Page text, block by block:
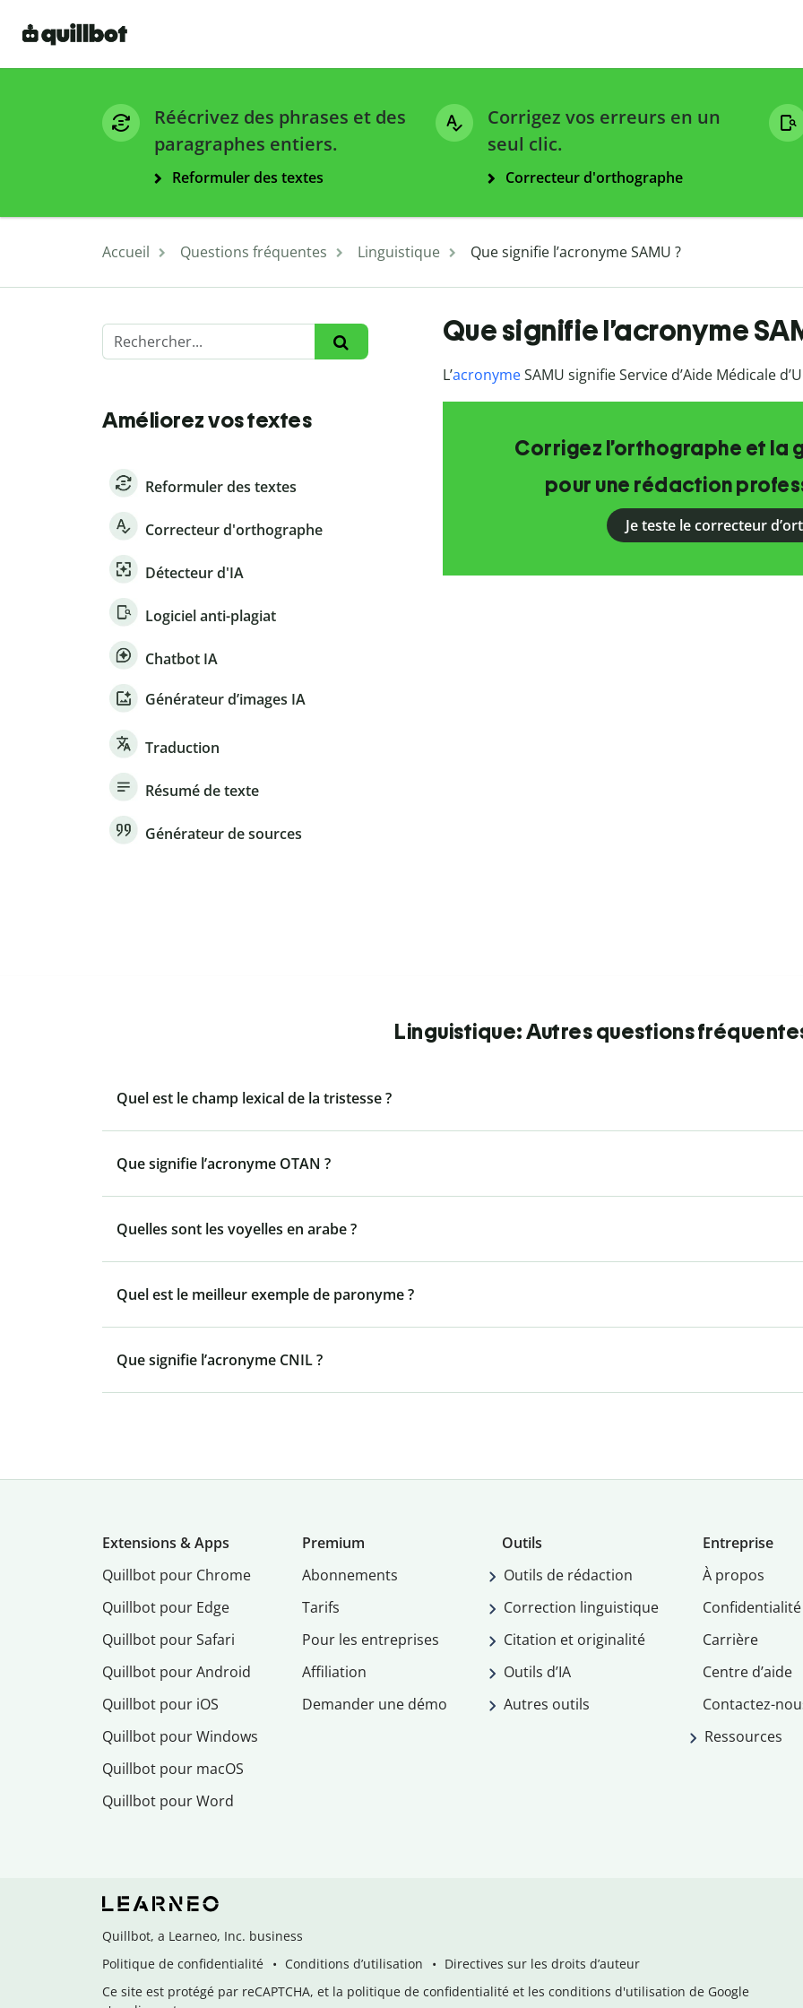
Réécrivez des phrases et des
paragraphes entiers.
Reformuler des textes
Corrigez vos erreurs en un
seul clic.
Correcteur d'orthographe
Accueil Questions fréquentes Linguistique Que signifie l’acronyme SAMU ?
Améliorez vos textes
Reformuler des textes
Correcteur d'orthographe
Détecteur d'IA
Logiciel anti-plagiat
Chatbot IA
Générateur d’images IA
Traduction
Résumé de texte
Générateur de sources
Que signifie l’acronyme
L’acronymeSAMU signifie Service d’Aide Médicale
Corrigez l’orthographe et la
pour une rédaction
Je teste le correcteur
Linguistique: Autres questions
Quel est le champ lexical de la tristesse ?
Que signifie l’acronyme OTAN ?
Quelles sont les voyelles en arabe ?
Quel est le meilleur exemple de paronyme ?
Que signifie l’acronyme CNIL ?
Extensions & Apps
Quillbot pour Chrome
Quillbot pour Edge
Quillbot pour Safari
Quillbot pour Android
Quillbot pour iOS
Quillbot pour Windows
Quillbot pour macOS
Quillbot pour Word
Premium
Abonnements
Tarifs
Pour les entreprises
Affiliation
Demander une démo
Outils
Outils de rédaction
Correction linguistique
Citation et originalité
Outils d’IA
Autres outils
Entreprise
À propos
Confidentialité
Carrière
Centre d’aide
Contactez-
Ressources
Quillbot, a Learneo, Inc. business
Politique de confidentialité
Conditions d’utilisation
Directives sur les droits d’auteur
Ce site est protégé par reCAPTCHA, et la politique de confidentialité et les conditions d'utilisation de Google